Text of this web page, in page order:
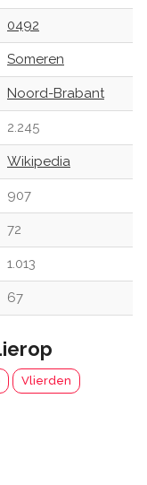
0492
Someren
Noord-Brabant
2.245
Wikipedia
907
72
1.013
67
Vlierden